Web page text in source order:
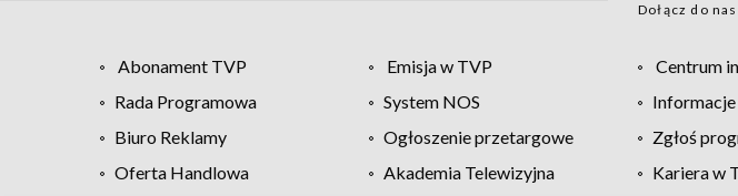
Dołącz do
Abonament TVP Emisja w TVP Centrum
Rada Programowa
System NOS
Biuro Reklamy
Ogłoszenie przetargowe Zgłoś
Oferta Handlowa
Akademia Telewizyjna Kariera w